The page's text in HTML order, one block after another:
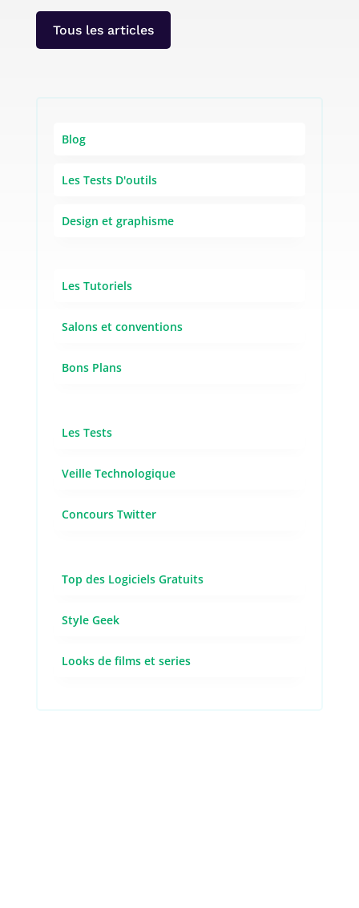
Tous les articles
Blog
Les Tests D'outils
Design et graphisme
Les Tutoriels
Salons et conventions
Bons Plans
Les Tests
Veille Technologique
Concours Twitter
Top des Logiciels Gratuits
Style Geek
Looks de films et series